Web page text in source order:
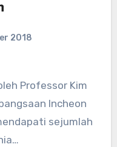
2018
Professor Kim
Incheon
sejumlah